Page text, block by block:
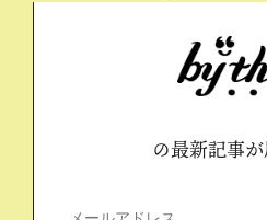
の最新記事